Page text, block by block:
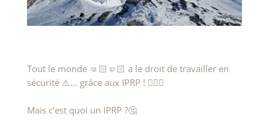
Tout le monde 🤜🏻🤛🏻 a le droit de travailler en
sécurité ⚠️… grâce aux IPRP ! 👷🏻‍♀️
Mais c’est quoi un IPRP ?🤔